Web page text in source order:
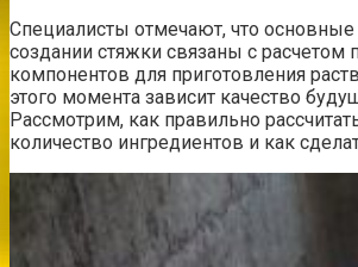
Специалисты отмечают, что
создании стяжки связаны с расчетом
компонентов для приготовления
этого момента зависит качество
Рассмотрим, как правильно
количество ингредиентов и как